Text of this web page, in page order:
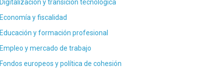
Digitalización y transición tecnológica
Economía y fiscalidad
Educación y formación profesional
Empleo y mercado de trabajo
Fondos europeos y política de cohesión